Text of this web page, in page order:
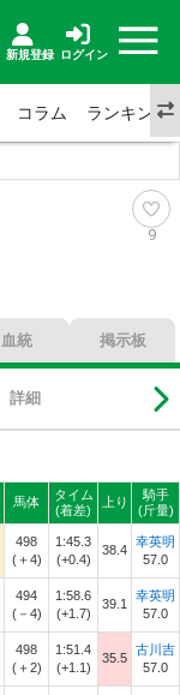
新規登録 ログイン
コラム ランキング
9
4-0-1-8
31%
31%
38%
血統 掲示板
詳細
馬体
タイム
(着差)
上り
騎手
(斤量)
498
(＋4)
1:45.3
(+0.4)
38.4
幸英明
57.0
494
(－4)
1:58.6
(+1.7)
39.1
幸英明
57.0
498
(＋2)
1:51.4
(+1.1)
35.5
古川吉
57.0